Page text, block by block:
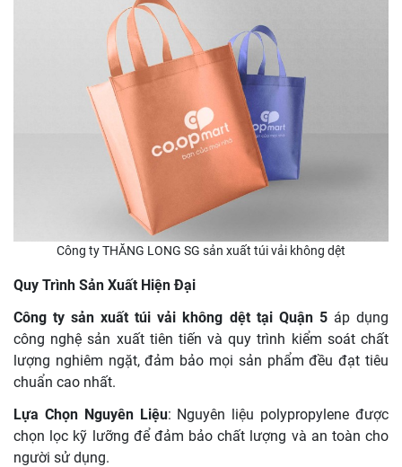
Công ty THĂNG LONG SG sản xuất túi vải không dệt
Quy Trình Sản Xuất Hiện Đại
Công ty sản xuất túi vải không dệt tại Quận 5áp dụng
công nghệ sản xuất tiên tiến và quy trình kiểm soát chất
lượng nghiêm ngặt, đảm bảo mọi sản phẩm đều đạt tiêu
chuẩn cao nhất.
Lựa Chọn Nguyên Liệu: Nguyên liệu polypropylene được
chọn lọc kỹ lưỡng để đảm bảo chất lượng và an toàn cho
người sử dụng.